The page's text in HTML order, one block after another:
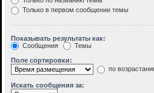
Только в первом сообщении темы
Показывать результаты как:
Сообщения
Темы
Поле сортировки:
по
Искать сообщения за: